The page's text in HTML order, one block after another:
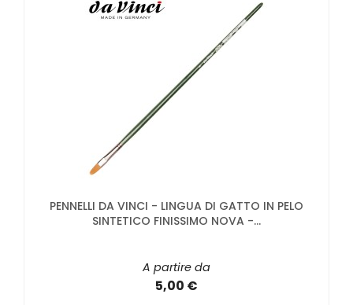
PENNELLI DA VINCI - LINGUA DI GATTO IN PELO
SINTETICO FINISSIMO NOVA -...
A partire da
5,00 €